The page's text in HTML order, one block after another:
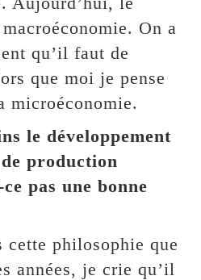
On a
qu’il faut de
que moi je pense
microéconomie.
le développement
production
pas une bonne
cette philosophie que
années, je crie qu’il